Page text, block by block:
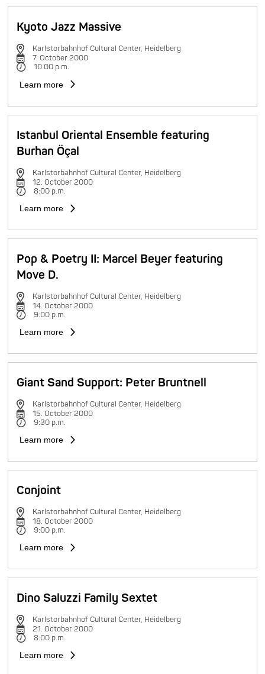
Kyoto Jazz Massive
Karlstorbahnhof Cultural Center, Heidelberg
7. October 2000
10:00 p.m.
Learn more
Istanbul Oriental Ensemble featuring
Burhan Öçal
Karlstorbahnhof Cultural Center, Heidelberg
12. October 2000
8:00 p.m.
Learn more
Pop & Poetry II: Marcel Beyer featuring
Move D.
Karlstorbahnhof Cultural Center, Heidelberg
14. October 2000
9:00 p.m.
Learn more
Giant Sand Support: Peter Bruntnell
Karlstorbahnhof Cultural Center, Heidelberg
15. October 2000
9:30 p.m.
Learn more
Conjoint
Karlstorbahnhof Cultural Center, Heidelberg
18. October 2000
9:00 p.m.
Learn more
Dino Saluzzi Family Sextet
Karlstorbahnhof Cultural Center, Heidelberg
21. October 2000
8:00 p.m.
Learn more